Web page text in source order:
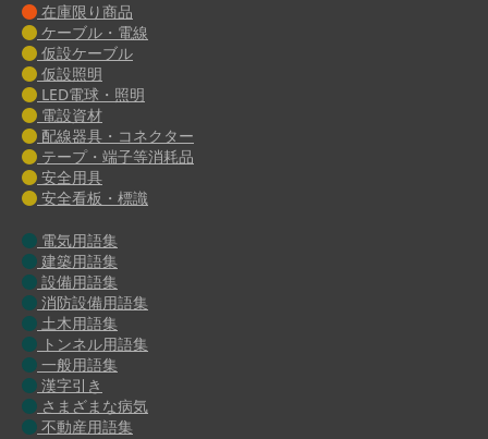
在庫限り商品
ケーブル・電線
仮設ケーブル
仮設照明
LED電球・照明
電設資材
配線器具・コネクター
テープ・端子等消耗品
安全用具
安全看板・標識
電気用語集
建築用語集
設備用語集
消防設備用語集
土木用語集
トンネル用語集
一般用語集
漢字引き
さまざまな病気
不動産用語集